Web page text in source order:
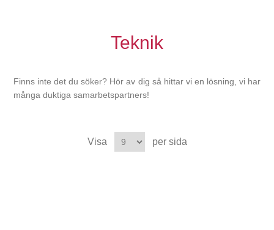
Teknik
Finns inte det du söker? Hör av dig så hittar vi en lösning, vi har
många duktiga samarbetspartners!
Visa per sida